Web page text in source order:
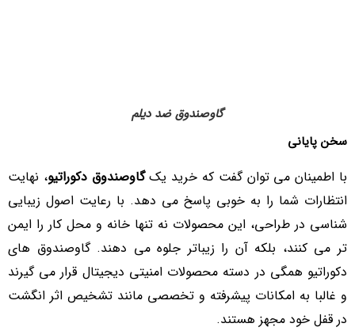
گاوصندوق ضد دیلم
سخن پایانی
با اطمینان می توان گفت که خرید یکگاوصندوق دکوراتیو، نهایت
انتظارات شما را به خوبی پاسخ می دهد. با رعایت اصول زیبایی
شناسی در طراحی، این محصولات نه تنها خانه و محل کار را ایمن
تر می کنند، بلکه آن را زیباتر جلوه می دهند. گاوصندوق های
دکوراتیو همگی در دسته محصولات امنیتی دیجیتال قرار می گیرند
و غالبا به امکانات پیشرفته و تخصصی مانند تشخیص اثر انگشت
در قفل خود مجهز هستند.